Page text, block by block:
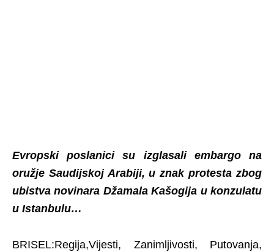
Evropski poslanici su izglasali embargo na
oružje Saudijskoj Arabiji, u znak protesta zbog
ubistva novinara Džamala Kašogija u konzulatu
u Istanbulu…
BRISEL:Regija,Vijesti, Zanimljivosti, Putovanja,